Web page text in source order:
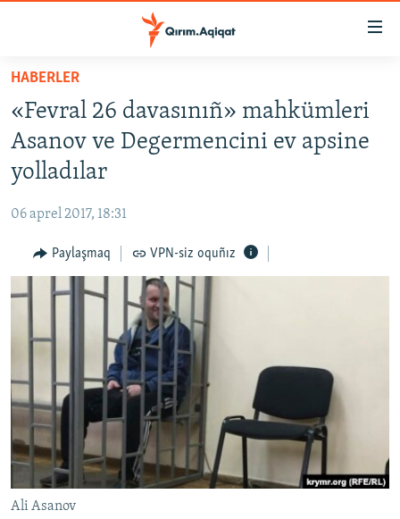
Esas
qaytmaq
Baş
navigatsiyağa
qaytmaq
Qıdıruvğa
qaytmaq
HABERLER
İQTİSADİYAT
MEDENİYET
İNSAN AQLARI
VİDEO
FİKİR
Русский
Українською
QOŞULIÑIZ!
HABERLER
«Fevral 26 davasınıñ» mahkümleri
Asanov ve Degermencini ev apsine
yolladılar
06 aprel 2017, 18:31
Paylaşmaq VPN-siz oquñız
Ali Asanov